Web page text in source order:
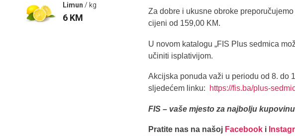
Limun / kg
6 KM
Za dobre i ukusne obroke
cijeni od 159,00 KM.
U novom katalogu „FIS Plus sedmica
učiniti isplativijom.
Akcijska ponuda važi u periodu od 8. do
sljedećem linku:
https://fis.ba/plus-
FIS – vaše mjesto za najbolju
Pratite nas na našoj Facebook i